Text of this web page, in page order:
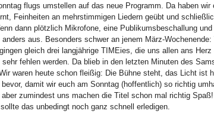
flugs umstellen auf das neue Programm. Da haben wir
Feinheiten an mehrstimmigen Liedern geübt und
dann plötzlich Mikrofone, eine Publikumsbeschallung
aus. Besonders schwer an jenem März-
gleich drei langjährige TIMEies, die uns allen ans
fehlen werden. Da blieb in den letzten Minuten des
waren heute schon fleißig: Die Bühne steht, das Licht ist
damit wir euch am Sonntag (hoffentlich) so richtig
zumindest uns machen die Titel schon mal richtig Spaß!
das unbedingt noch ganz schnell erledigen.